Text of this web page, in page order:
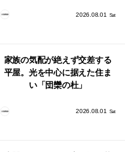
2026.08.01 Sat
家族の気配が絶えず交差する
平屋。光を中心に据えた住ま
い「団欒の杜」
2026.08.01 Sat